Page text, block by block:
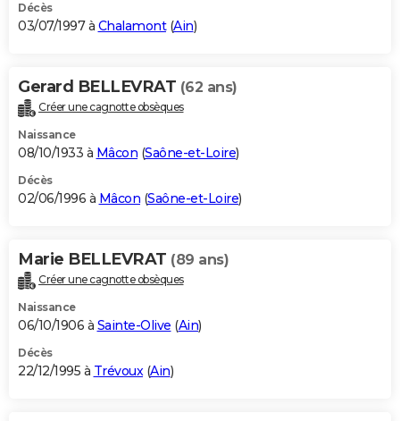
Décès
03/07/1997 à Chalamont(Ain)
Gerard BELLEVRAT (62 ans)
Créer une cagnotte obsèques
Naissance
08/10/1933 à Mâcon (Saône-et-Loire)
Décès
02/06/1996 à Mâcon (Saône-et-Loire)
Marie BELLEVRAT (89 ans)
Créer une cagnotte obsèques
Naissance
06/10/1906 à Sainte-Olive (Ain)
Décès
22/12/1995 à Trévoux(Ain)